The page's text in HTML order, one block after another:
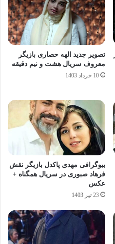
تصویر جدید الهه حصاری بازیگر
معروف سریال هشت و نیم دقیقه
10 خرداد 1403
بیوگرافی مهدی پاکدل بازیگر نقش
فرهاد صبوری در سریال همگناه +
عکس
23 تیر 1403